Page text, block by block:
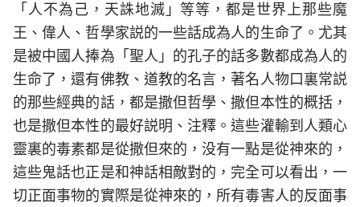
「人不為己，天誅地滅」等等，都是世界上那些魔
王、偉人、哲學家説的一些話成為人的生命了。尤其
是被中國人捧為「聖人」的孔子的話多數都成為人的
生命了，還有佛教、道教的名言，著名人物口裏常説
的那些經典的話，都是撒但哲學、撒但本性的概括，
也是撒但本性的最好説明、注釋。這些灌輸到人類心
靈裏的毒素都是從撒但來的，没有一點是從神來的，
這些鬼話也正是和神話相敵對的，完全可以看出，一
切正面事物的實際是從神來的，所有毒害人的反面事